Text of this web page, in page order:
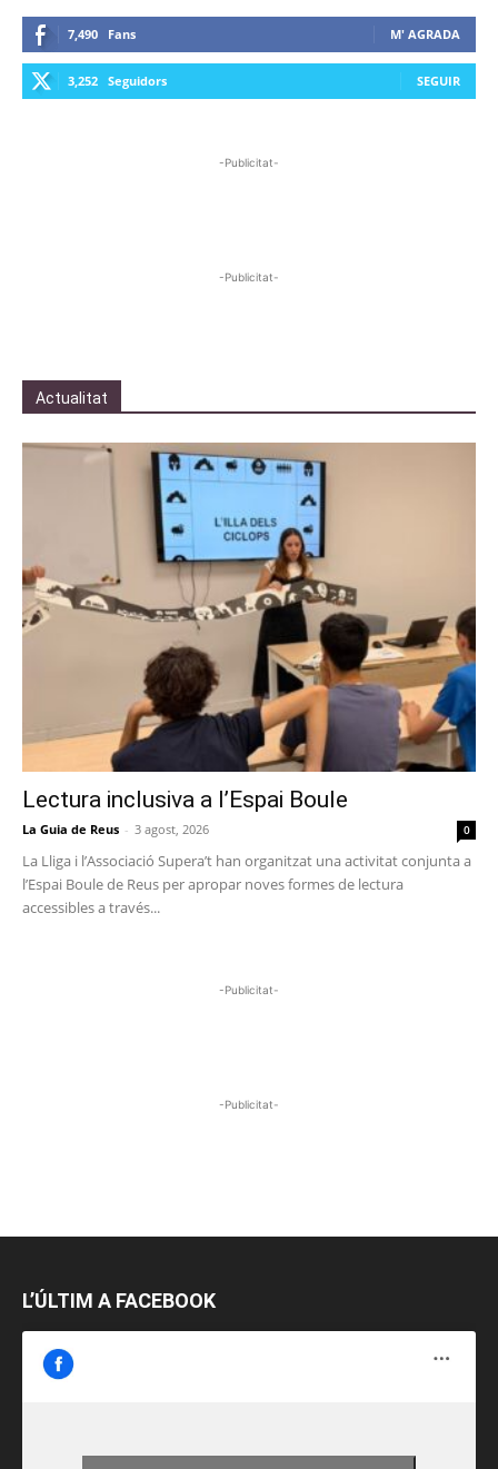
7,490 Fans M' AGRADA
3,252 Seguidors SEGUIR
-Publicitat-
-Publicitat-
Actualitat
Lectura inclusiva a l’Espai Boule
La Guia de Reus - 3 agost, 2026 0
La Lliga i l’Associació Supera’t han organitzat una activitat conjunta a
l’Espai Boule de Reus per apropar noves formes de lectura
accessibles a través...
-Publicitat-
-Publicitat-
L’ÚLTIM A FACEBOOK